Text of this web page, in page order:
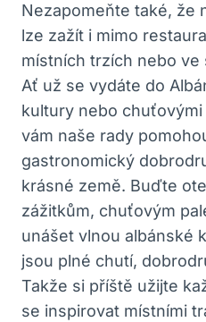
Nezapomeňte také, že
lze zažít i mimo
místních trzích nebo
Ať už se vydáte do
kultury nebo
vám naše rady
gastronomický
krásné země. Buďte
zážitkům, chuťovým
unášet vlnou albánské
jsou plné chutí,
Takže si příště užijte
se inspirovat místními